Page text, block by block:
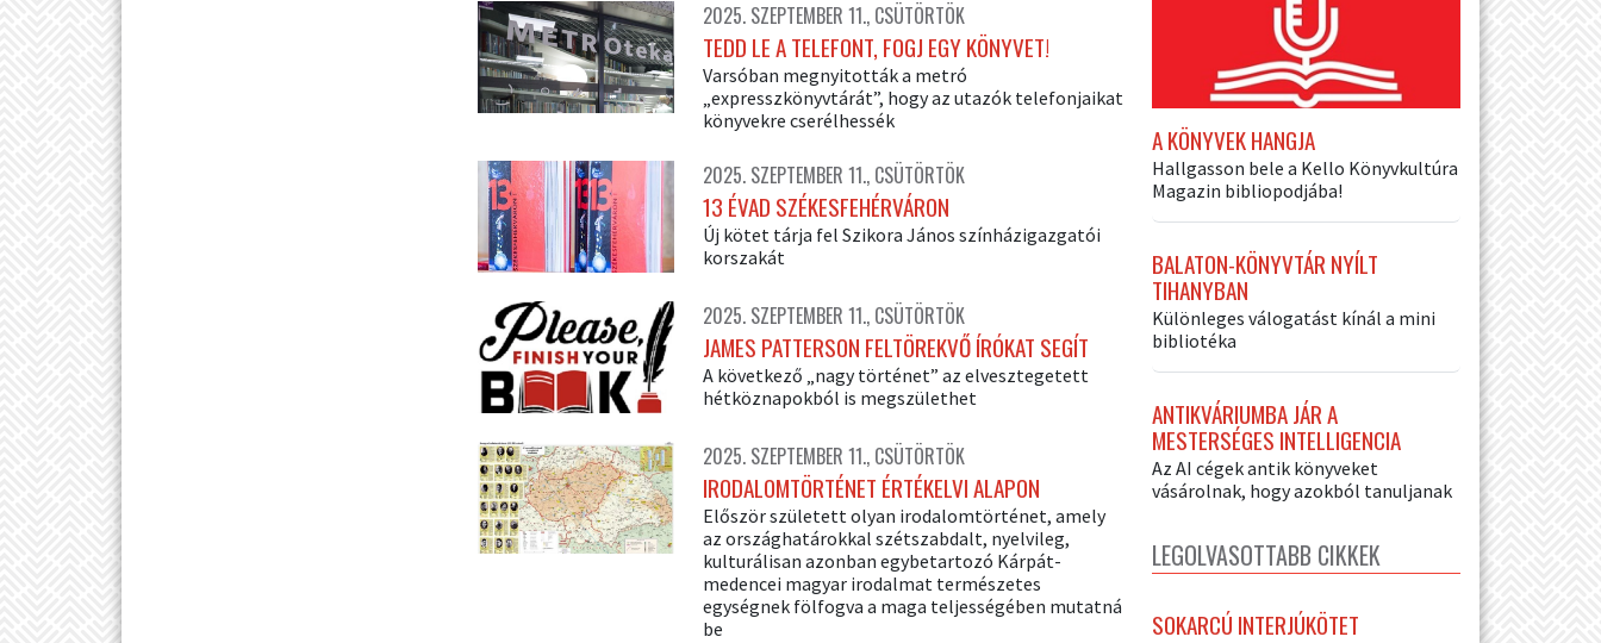
2025. SZEPTEMBER 11., CSÜTÖRTÖK
TEDD LE A TELEFONT, FOGJ EGY KÖNYVET!
Varsóban megnyitották a metró
„expresszkönyvtárát”, hogy az utazók telefonjaikat
könyvekre cserélhessék
2025. SZEPTEMBER 11., CSÜTÖRTÖK
13 ÉVAD SZÉKESFEHÉRVÁRON
Új kötet tárja fel Szikora János színházigazgatói
korszakát
2025. SZEPTEMBER 11., CSÜTÖRTÖK
JAMES PATTERSON FELTÖREKVŐ ÍRÓKAT SEGÍT
A következő „nagy történet” az elvesztegetett
hétköznapokból is megszülethet
2025. SZEPTEMBER 11., CSÜTÖRTÖK
IRODALOMTÖRTÉNET ÉRTÉKELVI ALAPON
Először született olyan irodalomtörténet, amely
az országhatárokkal szétszabdalt, nyelvileg,
kulturálisan azonban egybetartozó Kárpát-
medencei magyar irodalmat természetes
egységnek fölfogva a maga teljességében mutatná
be
A KÖNYVEK HANGJA
Hallgasson bele a Kello Könyvkultúra
Magazin bibliopodjába!
BALATON-KÖNYVTÁR NYÍLT
TIHANYBAN
Különleges válogatást kínál a mini
bibliotéka
ANTIKVÁRIUMBA JÁR A
MESTERSÉGES INTELLIGENCIA
Az AI cégek antik könyveket
vásárolnak, hogy azokból tanuljanak
LEGOLVASOTTABB CIKKEK
SOKARCÚ INTERJÚKÖTET